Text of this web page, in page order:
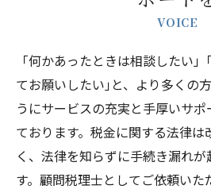
VOICE
「何かあったときは相談したい
てお願いしたい｣と、より多くの
うにサービスの充実と手厚いサ
ております。税金に関する法律は
く、法律を知らずに手続き漏れ
す。顧問税理士としてご依頼い